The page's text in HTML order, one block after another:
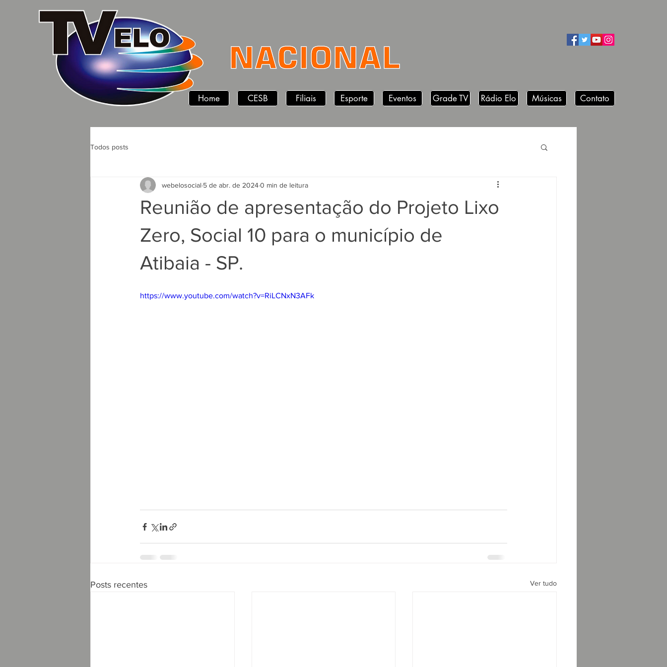
Home CESB Filiais Esporte Eventos Grade TV Rádio Elo Músicas Contato
Todos posts
Reunião de apresentação do Projeto Lixo
Zero, Social 10 para o município de
Atibaia - SP.
webelosocial 5 de abr. de 20240 min de leitura
https://www.youtube.com/watch?v=RiLCNxN3AFk
Posts recentes Ver tudo